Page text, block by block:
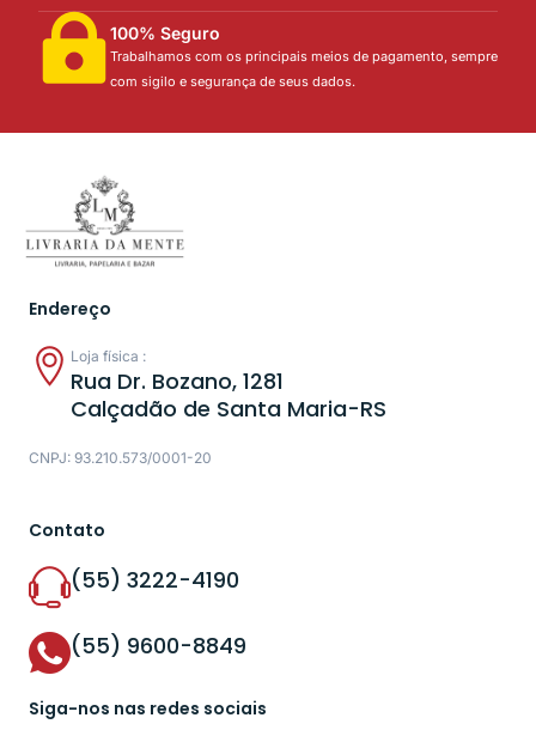
100% Seguro
Trabalhamos com os principais meios de pagamento, sempre
com sigilo e segurança de seus dados.
Endereço
Loja física :
Rua Dr. Bozano, 1281
Calçadão de Santa Maria-RS
CNPJ: 93.210.573/0001-20
Contato
(55) 3222-4190
(55) 9600-8849
Siga-nos nas redes sociais